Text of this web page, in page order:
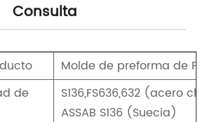
Consulta
Molde de preforma de
de
S136,FS636,632 (acero
ASSAB S136 (Suecia)